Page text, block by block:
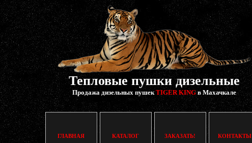
Тепловые пушки дизельные
Продажа дизельных пушекTIGER KINGв Махачкале
ГЛАВНАЯ КАТАЛОГ ЗАКАЗАТЬ! КОНТАКТЫ